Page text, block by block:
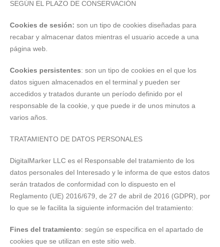
SEGÚN EL PLAZO DE CONSERVACIÓN
Cookies de sesión: son un tipo de cookies diseñadas para
recabar y almacenar datos mientras el usuario accede a una
página web.
Cookies persistentes: son un tipo de cookies en el que los
datos siguen almacenados en el terminal y pueden ser
accedidos y tratados durante un período definido por el
responsable de la cookie, y que puede ir de unos minutos a
varios años.
TRATAMIENTO DE DATOS PERSONALES
DigitalMarker LLC es el Responsable del tratamiento de los
datos personales del Interesado y le informa de que estos datos
serán tratados de conformidad con lo dispuesto en el
Reglamento (UE) 2016/679, de 27 de abril de 2016 (GDPR), por
lo que se le facilita la siguiente información del tratamiento:
Fines del tratamiento: según se especifica en el apartado de
cookies que se utilizan en este sitio web.